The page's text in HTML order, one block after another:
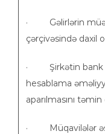
· Gəlirlərin
çərçivəsində daxil
· Şirkətin bank
hesablama
aparılmasını
· Müqavilələr